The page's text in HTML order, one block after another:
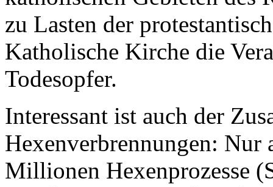
zu Lasten der
Katholische Kirche die
Todesopfer.
Interessant ist auch der
Hexenverbrennungen: Nur
Millionen Hexenprozesse